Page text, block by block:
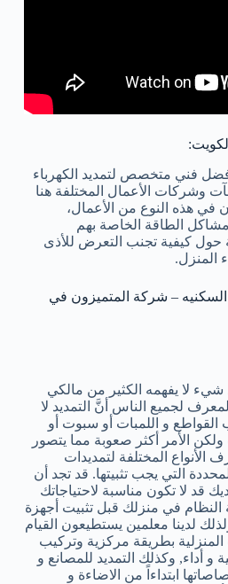
افضل فني متخصص لتمديد الكهرباء
وشركات الأعمال المختلفة هنا
هذه النوع من الأعمال،
الطاقة الخاصة بهم
حول كيفية تجنب التعرض للأذى
المنزل.
– شركة المتميزون في
شيء لا يفهمه الكثير من مالكي
لجميع الناس أنَّ التمديد لا
و اللمبات أو سبوت أو
الأمر أكثر صعوبة مما يتصور
الأنواع المختلفة لتمديدات
التي يجب تثبيتها. قد تجد أن
قد لا تكون مناسبة لاحتياجاتك
النظام في منزلك قبل تثبيت أجهزة
لدينا معلمين يستطيعون القيام
المنزلية بطريقة مركزية وتركيب
و أداء, وكذلك التمديد للمصانع و
ابتداءاً من الاضاءة و